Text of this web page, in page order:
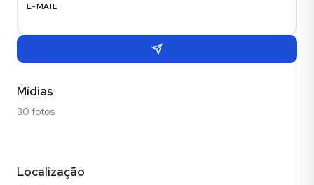
E-MAIL
Mídias
30 fotos
Localização